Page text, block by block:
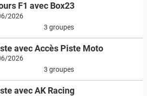
F1 avec Box23
2026
3 groupes
avec Accès Piste Moto
2026
3 groupes
avec AK Racing